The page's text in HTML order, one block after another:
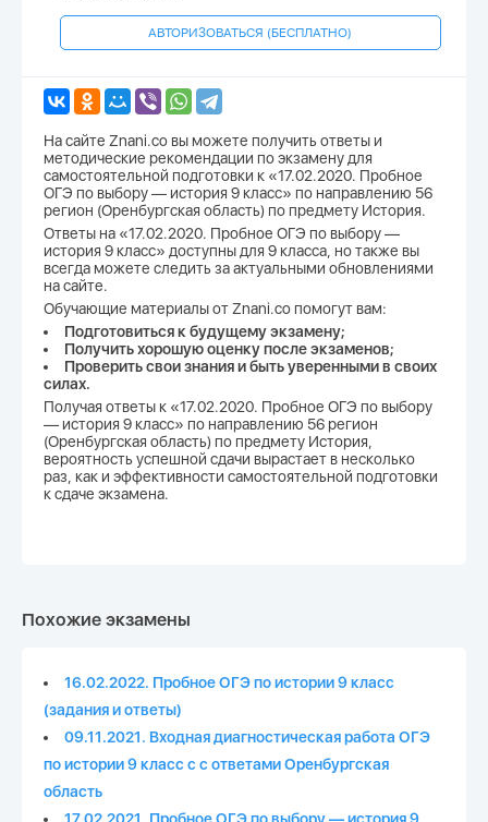
АВТОРИЗОВАТЬСЯ (БЕСПЛАТНО)
На сайте Znani.co вы можете получить ответы и
методические рекомендации по экзамену для
самостоятельной подготовки к «17.02.2020. Пробное
ОГЭ по выбору — история 9 класс» по направлению 56
регион (Оренбургская область) по предмету История.
Ответы на «17.02.2020. Пробное ОГЭ по выбору —
история 9 класс» доступны для 9 класса, но также вы
всегда можете следить за актуальными обновлениями
на сайте.
Обучающие материалы от Znani.co помогут вам:
Подготовиться к будущему экзамену;
Получить хорошую оценку после экзаменов;
Проверить свои знания и быть уверенными в своих
силах.
Получая ответы к «17.02.2020. Пробное ОГЭ по выбору
— история 9 класс» по направлению 56 регион
(Оренбургская область) по предмету История,
вероятность успешной сдачи вырастает в несколько
раз, как и эффективности самостоятельной подготовки
к сдаче экзамена.
Похожие экзамены
16.02.2022. Пробное ОГЭ по истории 9 класс
(задания и ответы)
09.11.2021. Входная диагностическая работа ОГЭ
по истории 9 класс с с ответами Оренбургская
область